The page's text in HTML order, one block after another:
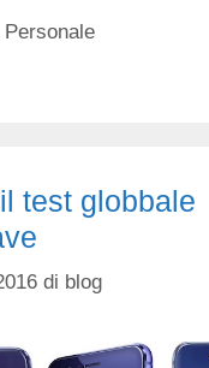
Personale
test globbale
di blog